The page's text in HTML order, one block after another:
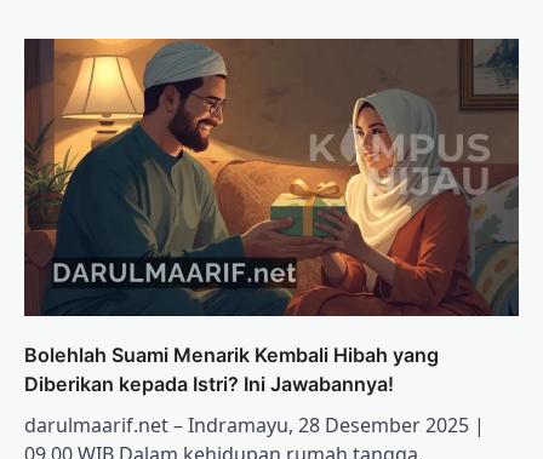
Bolehlah Suami Menarik Kembali Hibah yang
Diberikan kepada Istri? Ini Jawabannya!
darulmaarif.net – Indramayu, 28 Desember 2025 |